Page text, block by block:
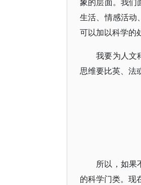
生活、情感活动
可以加以科学的
我要为人文
思维要比英、法
所以，如果
的科学门类。现